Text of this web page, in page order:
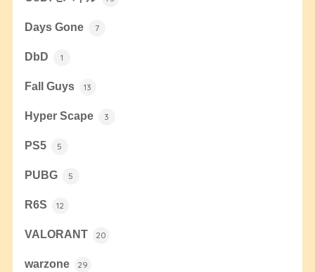
Days Gone 7
DbD 1
Fall Guys 13
Hyper Scape 3
PS5 5
PUBG 5
R6S 12
VALORANT 20
warzone 29